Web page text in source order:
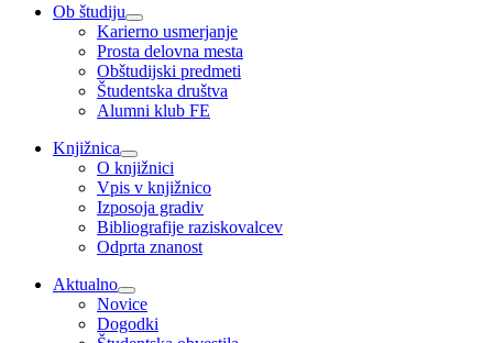
Ob študiju
Karierno usmerjanje
Prosta delovna mesta
Obštudijski predmeti
Študentska društva
Alumni klub FE
Knjižnica
O knjižnici
Vpis v knjižnico
Izposoja gradiv
Bibliografije raziskovalcev
Odprta znanost
Aktualno
Novice
Dogodki